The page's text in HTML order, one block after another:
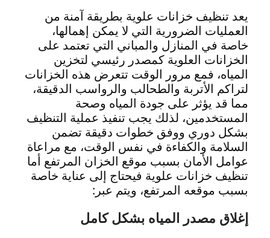
يعد تنظيف خزانات علوية بطريقة آمنة من
العمليات الضرورية التي لا يمكن إهمالها،
خاصة في المنازل والمباني التي تعتمد على
الخزانات العلوية كمصدر رئيسي لتخزين
المياه، فمع مرور الوقت تتعرض هذه الخزانات
لتراكم الأتربة والطحالب والرواسب الدقيقة،
مما قد يؤثر على جودة المياه وصحة
المستخدمين، لذلك يجب تنفيذ عملية التنظيف
بشكل دوري ووفق خطوات دقيقة تضمن
السلامة والكفاءة في نفس الوقت، مع مراعاة
عوامل الأمان بسبب موقع الخزان المرتفع أما
تنظيف خزانات علوية فيحتاج إلى عناية خاصة
بسبب موقعه المرتفع، ويتم عبر:
إغلاق مصدر المياه بشكل كامل